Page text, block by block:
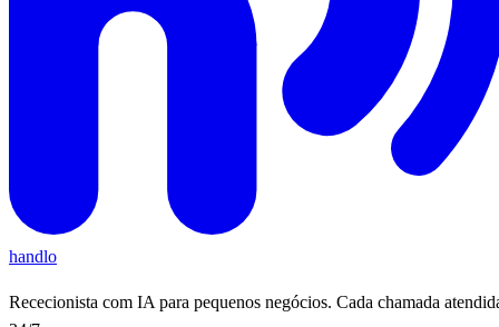
handlo
Rececionista com IA para pequenos negócios. Cada chamada